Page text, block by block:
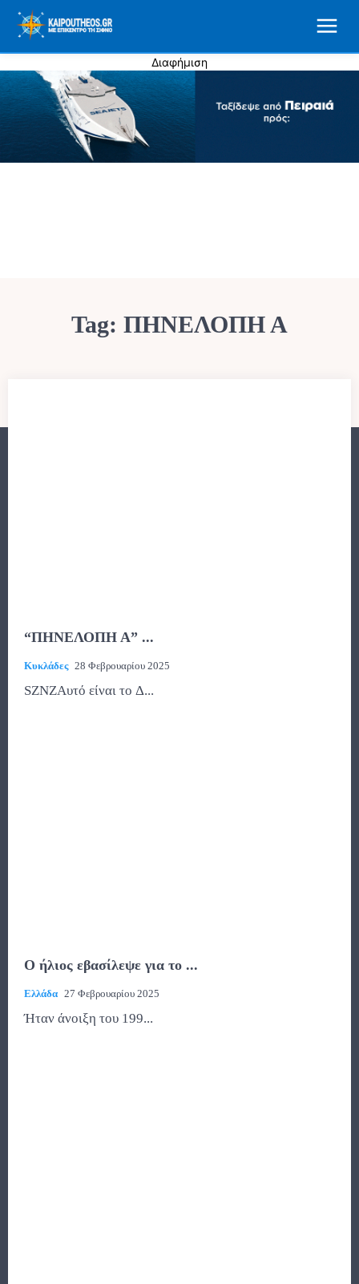
Διαφήμιση
Tag: ΠΗΝΕΛΟΠΗ Α
“ΠΗΝΕΛΟΠΗ Α” ...
Κυκλάδες 28 Φεβρουαρίου 2025
SZNZΑυτό είναι το Δ...
Ο ήλιος εβασίλεψε για το ...
Ελλάδα 27 Φεβρουαρίου 2025
Ήταν άνοιξη του 199...